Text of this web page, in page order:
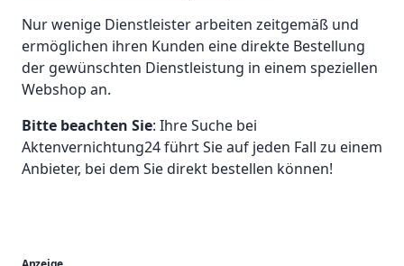
Nur wenige Dienstleister arbeiten zeitgemäß und
ermöglichen ihren Kunden eine direkte Bestellung
der gewünschten Dienstleistung in einem speziellen
Webshop an.
Bitte beachten Sie: Ihre Suche bei
Aktenvernichtung24 führt Sie auf jeden Fall zu einem
Anbieter, bei dem Sie direkt bestellen können!